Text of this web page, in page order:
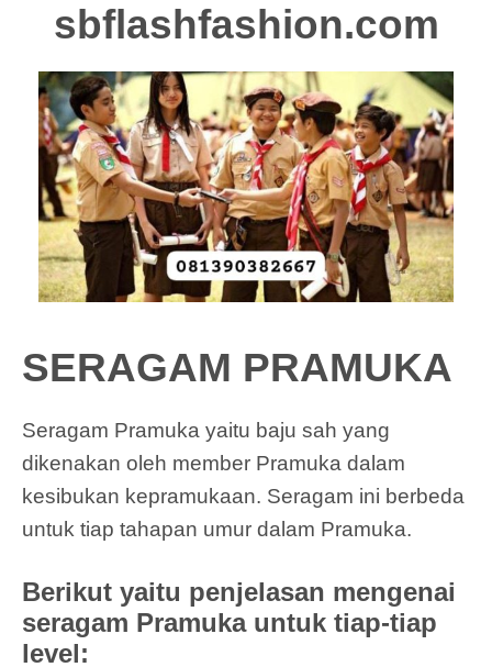
sbflashfashion.com
SERAGAM PRAMUKA
Seragam Pramuka yaitu baju sah yang
dikenakan oleh member Pramuka dalam
kesibukan kepramukaan. Seragam ini berbeda
untuk tiap tahapan umur dalam Pramuka.
Berikut yaitu penjelasan mengenai
seragam Pramuka untuk tiap-tiap
level: